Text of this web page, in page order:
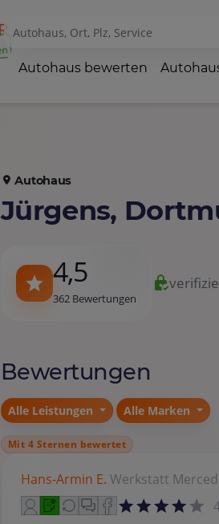
Autohaus bewerten
Autohaus
Jürgens,
4,5
362 Bewertungen
Bewertungen
Alle Leistungen Alle Marken
Mit 4 Sternen bewertet
Hans-Armin E. Werkstatt